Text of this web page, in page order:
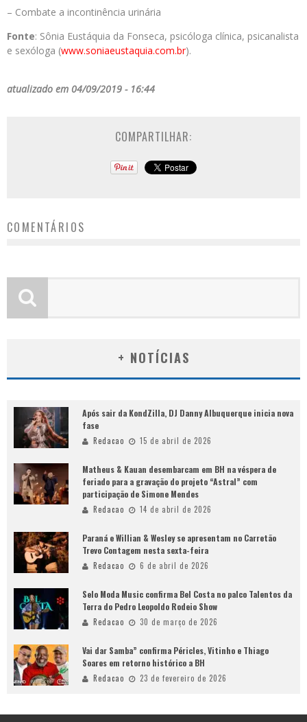
– Combate a incontinência urinária
Fonte: Sônia Eustáquia da Fonseca, psicóloga clínica, psicanalista
e sexóloga (www.soniaeustaquia.com.br).
atualizado em 04/09/2019 - 16:44
COMPARTILHAR:
COMENTÁRIOS
+ NOTÍCIAS
Após sair da KondZilla, DJ Danny Albuquerque inicia nova
fase
Redacao 15 de abril de 2026
Matheus & Kauan desembarcam em BH na véspera de
feriado para a gravação do projeto “Astral” com
participação de Simone Mendes
Redacao 14 de abril de 2026
Paraná e Willian & Wesley se apresentam no Carretão
Trevo Contagem nesta sexta-feira
Redacao 6 de abril de 2026
Selo Moda Music confirma Bel Costa no palco Talentos da
Terra do Pedro Leopoldo Rodeio Show
Redacao 30 de março de 2026
Vai dar Samba” confirma Péricles, Vitinho e Thiago
Soares em retorno histórico a BH
Redacao 23 de fevereiro de 2026